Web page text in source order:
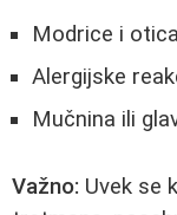
Modrice i
Alergijske
Mučnina ili
Važno: Uvek se